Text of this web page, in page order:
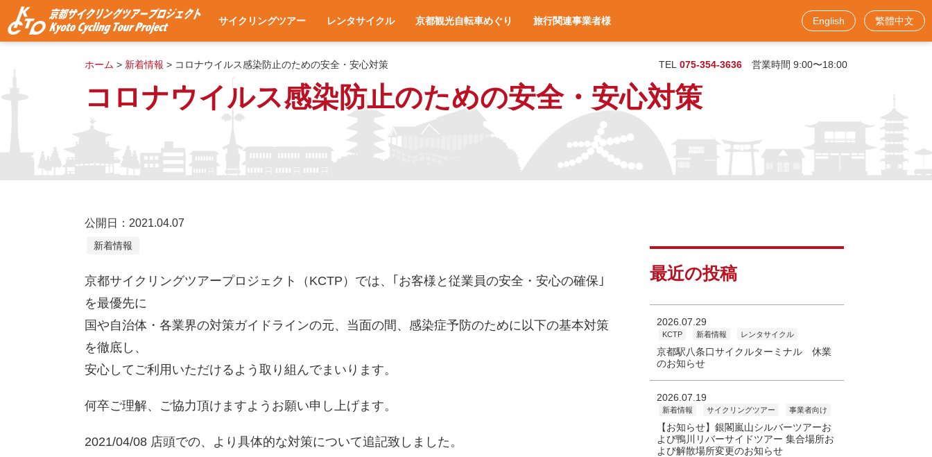
サイクリングツアー
サイクリングツアー一覧
集合・出発場所へのアクセス
使用自転車
ツアー予約
よくある質問
ツアー予約状況
レンタサイクル
車種と料金
各サイクルターミナルへのアクセス
レンタサイクル予約
お役立ち情報
よくある質問
京都観光自転車めぐり 旅行関連事業者様
旅行関連業者様向けお問い合わせフォーム
English 繁體中文
TEL 075-354-3636 営業時間 9:00〜18:00
公開日：2021.04.07
新着情報
ホーム > 新着情報 > コロナウイルス感染防止のための安全・安心対策
コロナウイルス感染防止のための安全・安心対策
京都サイクリングツアープロジェクト（KCTP）では、｢お客様と従業員の安全・安心の確保｣
を最優先に
国や自治体・各業界の対策ガイドラインの元、当面の間、感染症予防のために以下の基本対策
を徹底し、
安心してご利用いただけるよう取り組んでまいります。
何卒ご理解、ご協力頂けますようお願い申し上げます。
2021/04/08 店頭での、より具体的な対策について追記致しました。
最近の投稿
2026.07.29
KCTP 新着情報 レンタサイクル
京都駅八条口サイクルターミナル 休業
のお知らせ
2026.07.19
新着情報 サイクリングツアー 事業者向け
【お知らせ】銀閣嵐山シルバーツアーお
よび鴨川リバーサイドツアー 集合場所お
よび解散場所変更のお知らせ